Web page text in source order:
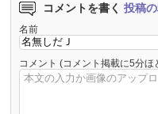
コメントを書く 投稿
名前
コメント (コメント掲載に5分ほ